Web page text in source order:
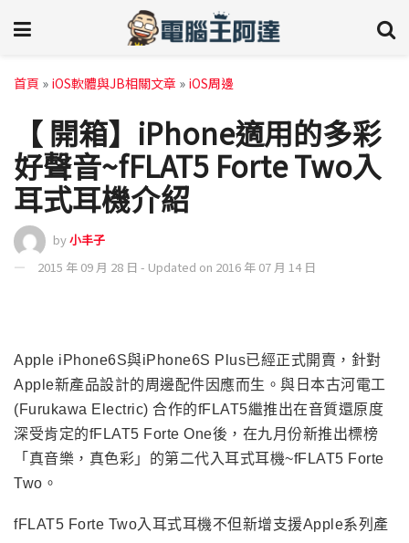
首頁 » iOS軟體與JB相關文章 » iOS周邊
【 開箱】iPhone適用的多彩
好聲音~fFLAT5 Forte Two入
耳式耳機介紹
by小丰子
2015 年 09 月 28 日 - Updated on 2016 年 07 月 14 日
Apple iPhone6S與iPhone6S Plus已經正式開賣，針對
Apple新產品設計的周邊配件因應而生。與日本古河電工
(Furukawa Electric) 合作的fFLAT5繼推出在音質還原度
深受肯定的fFLAT5 Forte One後，在九月份新推出標榜
「真音樂，真色彩」的第二代入耳式耳機~fFLAT5 Forte
Two。
fFLAT5 Forte Two入耳式耳機不但新增支援Apple系列產